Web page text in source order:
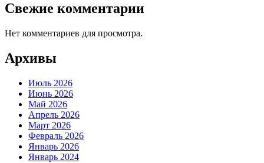
Свежие комментарии
Нет комментариев для просмотра.
Архивы
Июль 2026
Июнь 2026
Май 2026
Апрель 2026
Март 2026
Февраль 2026
Январь 2026
Январь 2024